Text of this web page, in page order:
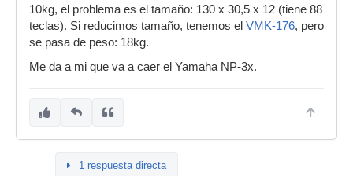
10kg, el problema es el tamaño: 130 x 30,5 x 12 (tiene 88
teclas). Si reducimos tamaño, tenemos el VMK-176, pero
se pasa de peso: 18kg.
Me da a mi que va a caer el Yamaha NP-3x.
1 respuesta directa